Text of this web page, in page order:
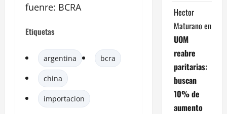
fuenre: BCRA
Etiquetas
argentina bcra
china
importacion
Hector
Maturano en
UOM
reabre
paritarias:
buscan
10% de
aumento